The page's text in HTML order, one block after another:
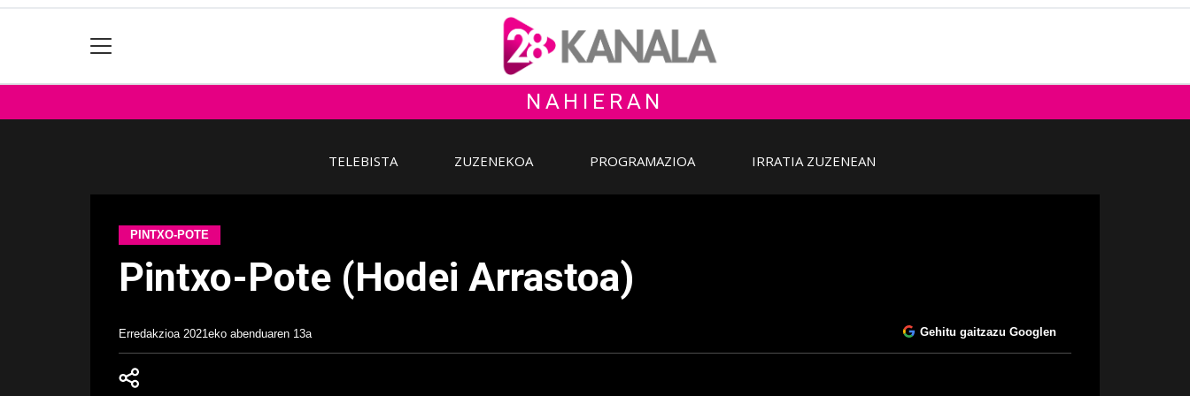
NAHIERAN
TELEBISTA ZUZENEKOA PROGRAMAZIOA IRRATIA ZUZENEAN
PINTXO-POTE
Pintxo-Pote (Hodei Arrastoa)
Erredakzioa 2021eko abenduaren 13a Gehitu gaitzazu Googlen